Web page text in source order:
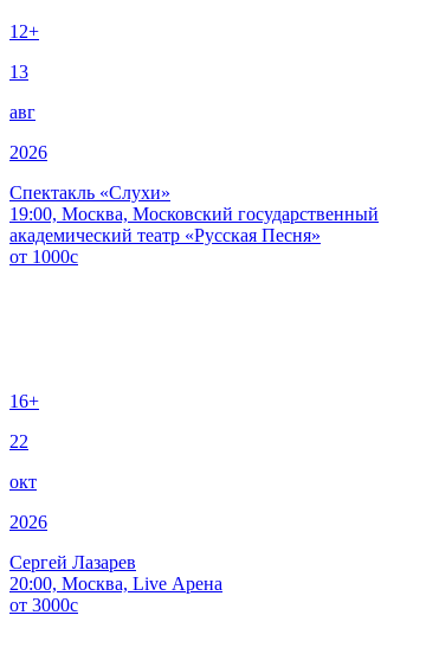
12+
13
авг
2026
Спектакль «Слухи»
19:00, Москва, Московский государственный
академический театр «Русская Песня»
от 1000c
16+
22
окт
2026
Сергей Лазарев
20:00, Москва, Live Арена
от 3000c